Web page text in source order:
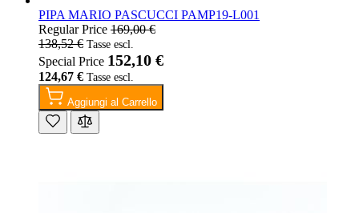
PIPA MARIO PASCUCCI PAMP19-L001
Special Price 152,10 €
124,67 €
Regular Price 169,00 €
138,52 €
Aggiungi al Carrello